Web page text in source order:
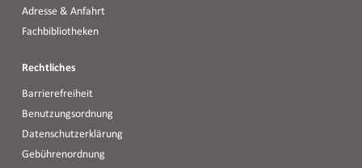
Adresse & Anfahrt
Fachbibliotheken
Rechtliches
Barrierefreiheit
Benutzungsordnung
Datenschutzerklärung
Gebührenordnung